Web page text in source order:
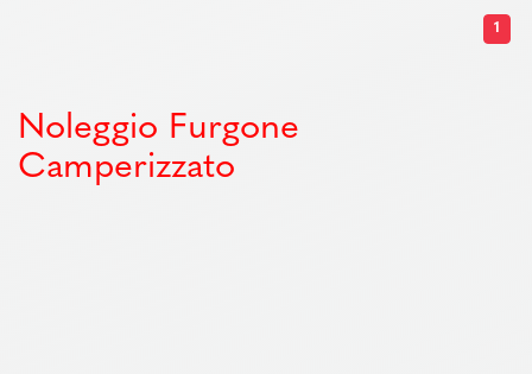
1
Noleggio Furgone
Camperizzato